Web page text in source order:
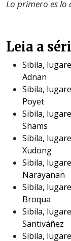
Lo primero es lo
Leia a
Sibila,
Adnan
Sibila,
Poyet
Sibila,
Shams
Sibila,
Xudong
Sibila,
Narayanan
Sibila,
Broqua
Sibila,
Santiváñez
Sibila,